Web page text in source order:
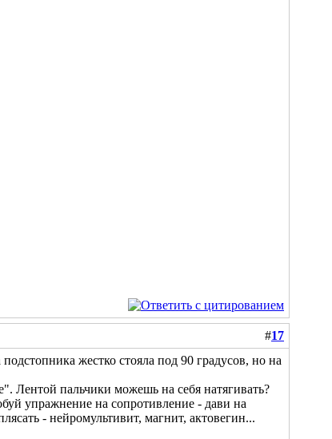
#17
жестко стояла под 90 градусов, но на
Лентой пальчики можешь на себя натягивать?
упражнение на сопротивление - дави на
- нейромультивит, магнит, актовегин...